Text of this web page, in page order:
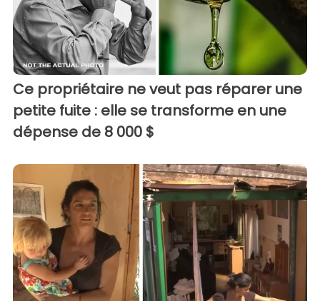
Ce propriétaire ne veut pas réparer une
petite fuite : elle se transforme en une
dépense de 8 000 $